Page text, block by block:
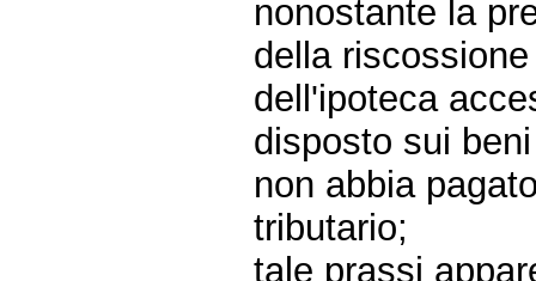
nonostante la
della
dell'ipoteca
disposto sui
non abbia
tributario;
tale prassi